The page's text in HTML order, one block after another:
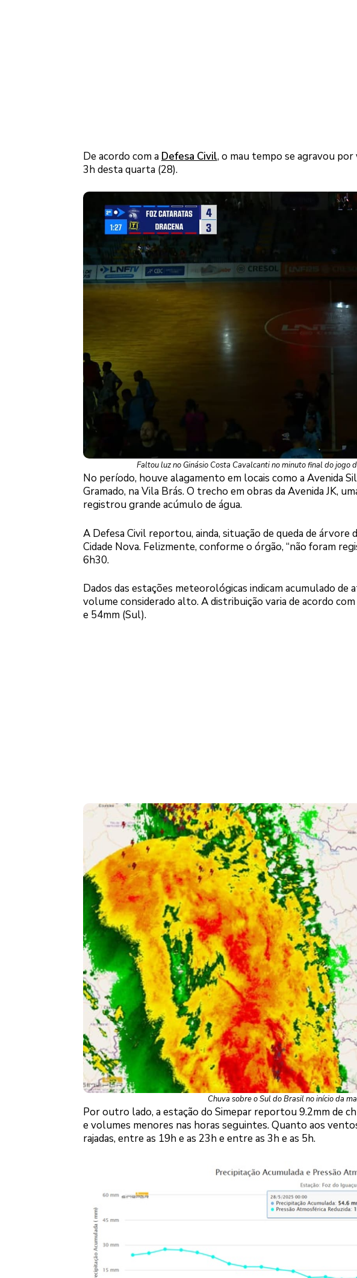
De acordo com a Defesa Civil, o mau tempo se agravou
3h desta quarta (28).
Faltou luz no Ginásio Costa Cavalcanti no minuto final do jogo
No período, houve alagamento em locais como a Avenida
Gramado, na Vila Brás. O trecho em obras da Avenida JK,
registrou grande acúmulo de água.
A Defesa Civil reportou, ainda, situação de queda de
Cidade Nova. Felizmente, conforme o órgão, “não foram
6h30.
Dados das estações meteorológicas indicam acumulado
volume considerado alto. A distribuição varia de acordo
e 54mm (Sul).
Chuva sobre o Sul do Brasil no início da
Por outro lado, a estação do Simepar reportou 9.2mm de
e volumes menores nas horas seguintes. Quanto aos
rajadas, entre as 19h e as 23h e entre as 3h e as 5h.